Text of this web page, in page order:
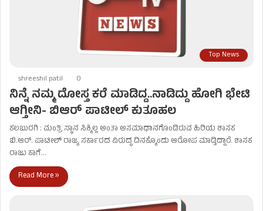
Top News
shreeshil patil 0
ನಿನ್ನೆ ನಮ್ಮ ದೋಸ್ತ ಕರೆ ಮಾಡಿದ್ದ..ನಾಡಿದ್ದು ಹೋಗಿ ಭೇಟಿ
ಆಗ್ತೀನಿ- ಬಿಆರ್ ಪಾಟೀಲ್ ಕುತೂಹಲ
ಕಲಬುರಗಿ : ಮಂತ್ರಿ ಸ್ಥಾನ ಸಿಕ್ಕಿಲ್ಲ ಅಂತಾ ಅಸಮಾಧಾನಗೊಂಡಿರುವ ಹಿರಿಯ ಶಾಸಕ
ಬಿ.ಆರ್. ಪಾಟೀಲ್ ರಾಜ್ಯ ಸರ್ಕಾರದ ವಿರುದ್ಧ ದಿನಕ್ಕೊಂದು ಆರೋಪ ಮಾಡ್ತಿದ್ದಾರೆ. ಶಾಸಕ
ರಾಜು ಕಾಗೆ…
Read More »